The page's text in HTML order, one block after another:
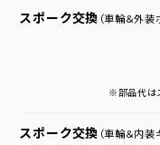
スポーク交換 （車輪＆外装
※部品代は
スポーク交換 （車輪＆内装